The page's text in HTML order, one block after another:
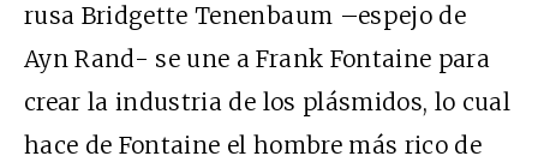
rusa Bridgette Tenenbaum –espejo de
Ayn Rand- se une a Frank Fontaine para
crear la industria de los plásmidos, lo cual
hace de Fontaine el hombre más rico de